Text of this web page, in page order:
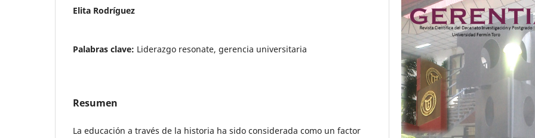
Elita Rodríguez
Palabras clave: Liderazgo resonate, gerencia universitaria
Resumen
La educación a través de la historia ha sido considerada como un factor